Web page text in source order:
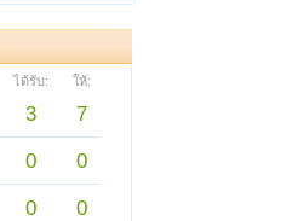
ได้รับ: ให้:
3
7
0
0
0
0